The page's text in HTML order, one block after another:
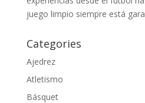
juego limpio siempre está
Categories
Ajedrez
Atletismo
Básquet